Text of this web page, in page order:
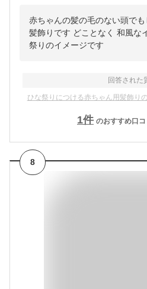
赤ちゃんの髪の毛のない頭で
髪飾りです どことなく 和風な
祭りのイメージです
回答された
ひな祭りにつける赤ちゃん用髪飾り
1件 のおすすめ口
8